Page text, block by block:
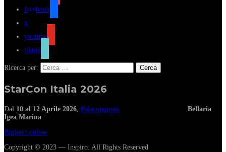
facebook
x
youtube
tiktok
Ricerca per:
StarCon Italia 2026
Dal 10 al 12 Aprile 2026 Palacongressi
Bellaria
Igea Marina
Biglietti online
Copyright © 2023 — Inspiro. All Rights Reserved